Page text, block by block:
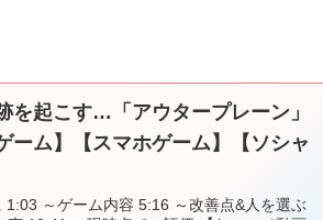
を起こす…「アウタープレーン」
ム】【スマホゲーム】【ソシャ
～ゲーム内容 5:16 ～改善点&人を選ぶ